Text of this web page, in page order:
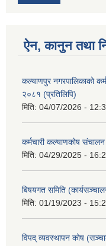
ऐन, कानुन तथा
कल्याणपुर नगरपालिकाको
२०८१ (प्रतिलिपि)
मिति: 04/07/2026 -
कर्मचारी कल्याणकोष संचालन
मिति: 04/29/2025 -
बिषयगत समिति
मिति: 01/19/2023 -
विपद् व्यवस्थापन कोष